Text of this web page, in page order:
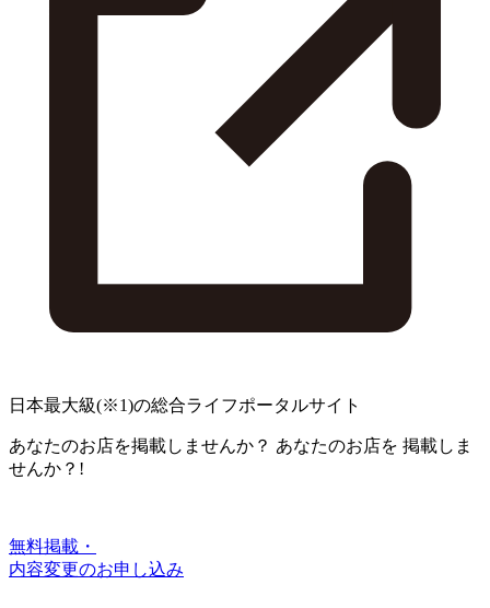
日本最大級(※1)の総合ライフポータルサイト
あなたのお店を掲載しませんか？ あなたのお店を 掲載しま
せんか？!
無料掲載・
内容変更のお申し込み